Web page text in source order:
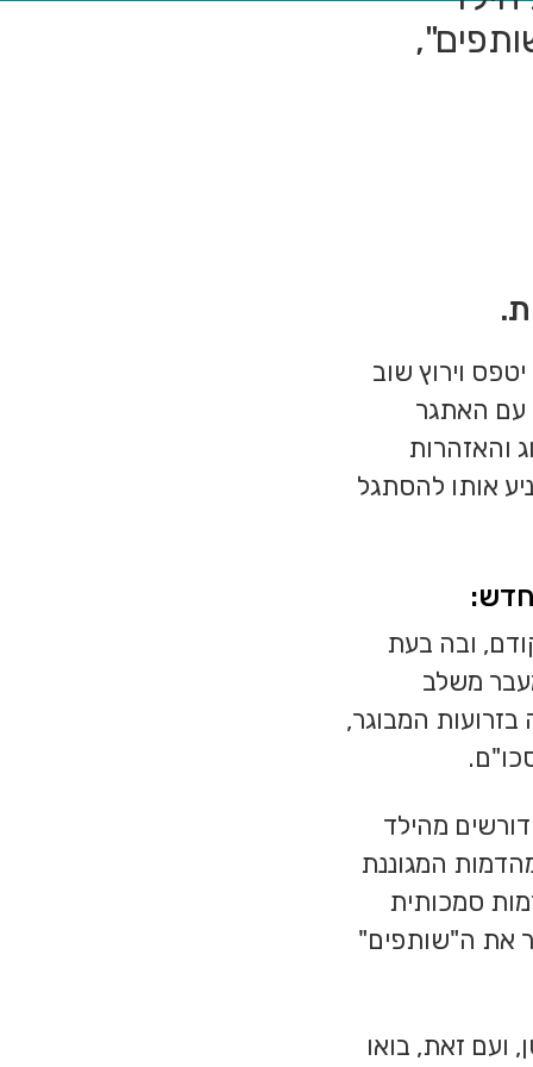
וירוץ שוב
עם האתגר
והאזהרות
אותו להסתגל
ובה בעת
משלב
המבוגר,
מהילד
המגוננת
סמכותית
את ה"שותפים"
ועם זאת, בואו